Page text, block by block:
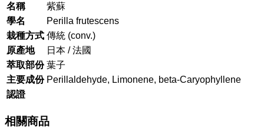
名稱
紫蘇
學名
Perilla frutescens
栽種方式 傳統 (conv.)
原產地
日本 / 法國
萃取部份 葉子
主要成份 Perillaldehyde, Limonene, beta-Caryophyllene
認證
相關商品